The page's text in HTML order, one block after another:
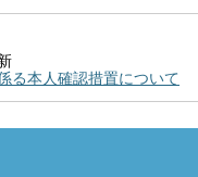
る本人確認措置について